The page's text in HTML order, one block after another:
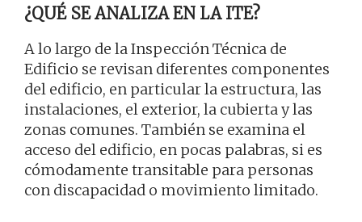
¿QUÉ SE ANALIZA EN LA ITE?
A lo largo de la Inspección Técnica de
Edificio se revisan diferentes componentes
del edificio, en particular la estructura, las
instalaciones, el exterior, la cubierta y las
zonas comunes. También se examina el
acceso del edificio, en pocas palabras, si es
cómodamente transitable para personas
con discapacidad o movimiento limitado.